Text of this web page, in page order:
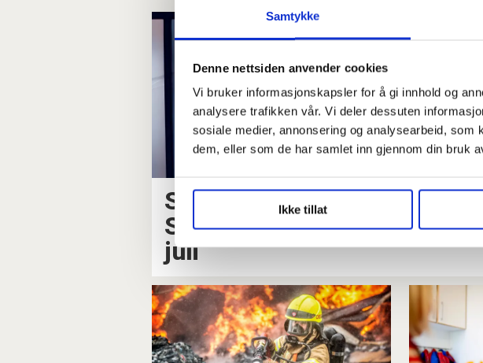
Samtykke
Denne nettsiden anvender cookies
Vi bruker informasjonskapsler for å gi innhold og
analysere trafikken vår. Vi deler dessuten
sosiale medier, annonsering og analysearbeid,
dem, eller som de har samlet inn gjennom din bruk
Ikke tillat
Skal avklare
Særalderpensjon avtales 1.
juli